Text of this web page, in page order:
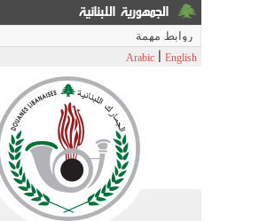
الجمهورية اللبنانية
Arabic English